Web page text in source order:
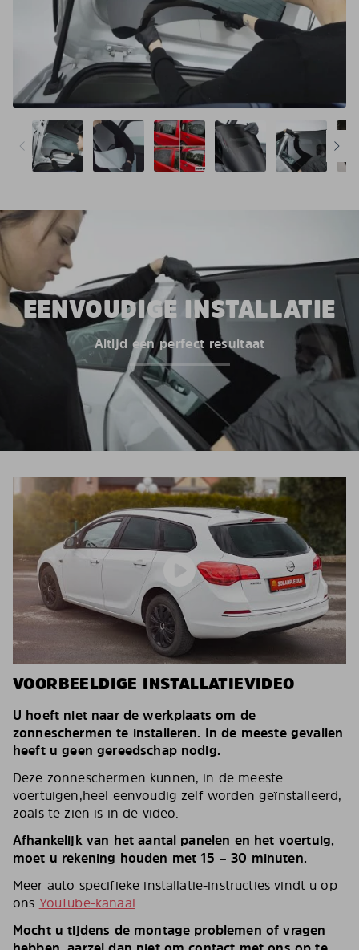
EENVOUDIGE INSTALLATIE
Altijd een perfect resultaat
VOORBEELDIGE INSTALLATIEVIDEO
U hoeft niet naar de werkplaats om de
zonneschermen te installeren. In de meeste gevallen
heeft u geen gereedschap nodig.
Deze zonneschermen kunnen, in de meeste
voertuigen,heel eenvoudig zelf worden geïnstalleerd,
zoals te zien is in de video.
Afhankelijk van het aantal panelen en het voertuig,
moet u rekening houden met 15 – 30 minuten.
Meer auto specifieke installatie-instructies vindt u op
ons YouTube-kanaal
Mocht u tijdens de montage problemen of vragen